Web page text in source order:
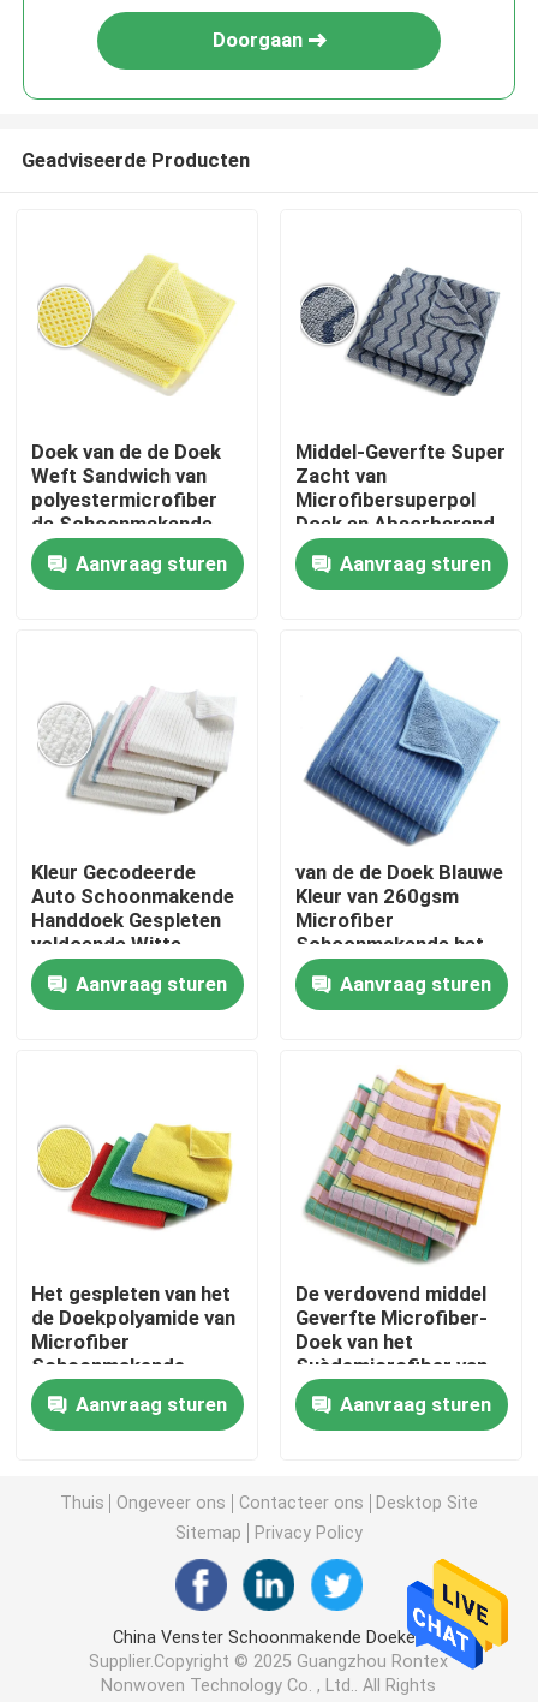
Thuis
Producten
Fabrieksreis
Kwaliteitscontrole
Vraag een offerte aan
Viscosestapelvezel
Stapelvezel van gerecycled polyester
Stapelvezel van polypropyleen
Spunlace niet-geweven stof
Akoestische polyestervezel
Gekleurde polyestervezel
Holle Vervoegde Siliconized-Polyestervezel
Holle Vervoegde Polyesterstapelvezel
Maagdelijke Polyesterstapelvezel
Doorgaan
Geadviseerde Producten
Doek van de de Doek
Weft Sandwich van
polyestermicrofiber
de Schoonmakende
voor Keuken
Aanvraag sturen
Middel-Geverfte Super
Zacht van
Microfibersuperpol
Doek en Absorberend
Aanvraag sturen
Kleur Gecodeerde
Auto Schoonmakende
Handdoek Gespleten
voldoende Witte
Microfiber-
Handdoeken
Aanvraag sturen
van de de Doek Blauwe
Kleur van 260gsm
Microfiber
Schoonmakende het
Schrobben van
Microfiber Doek
Aanvraag sturen
Het gespleten van het
de Doekpolyamide van
Microfiber
Schoonmakende
Zachte Pluksel - vrije
DoekAanvraag sturen
De verdovend middel
Geverfte Microfiber-
Doek van het
Suèdemicrofiber van
de Stofdoekdoek voor
het Natte
Schoonmaken
Aanvraag sturen
Thuis Ongeveer ons Contacteer ons
Desktop Site
Sitemap
Privacy Policy
China Venster Schoonmakende Doeken
Supplier.Copyright © 2025 Guangzhou Rontex
Nonwoven Technology Co. , Ltd.. All Rights